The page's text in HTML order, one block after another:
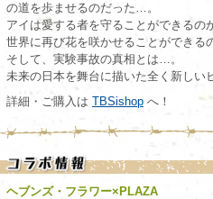
の道を歩ませるのだった…。
アイは愛する者を守ることができるの
世界に再び花を咲かせることができる
そして、実験事故の真相とは…。
未来の日本を舞台に描いた全く新しい
詳細・ご購入は TBSishop へ！
ヘブンズ・フラワー×PLAZA